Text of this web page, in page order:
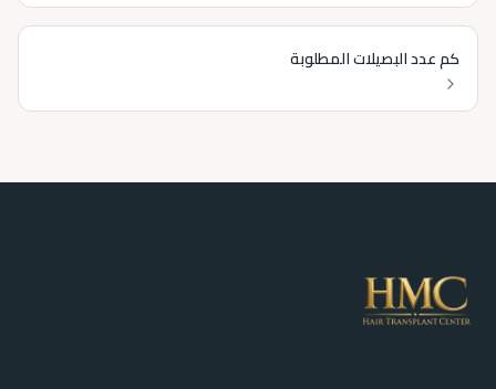
كم عدد البصيلات المطلوبة